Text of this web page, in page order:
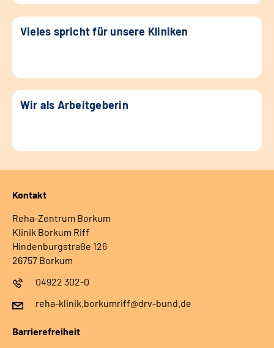
Vieles spricht für unsere Kliniken
Wir als Arbeitgeberin
Kontakt
Reha-Zentrum Borkum
Klinik Borkum Riff
Hindenburgstraße 126
26757 Borkum
04922 302-0
reha-klinik.borkumriff@drv-bund.de
Barrierefreiheit